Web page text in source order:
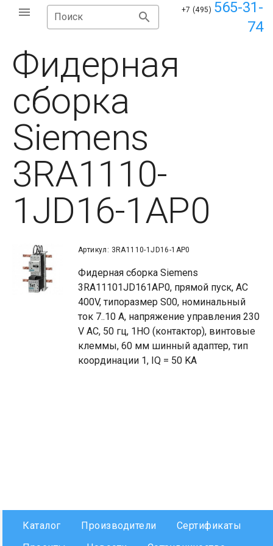
Поиск
+7 (495) 565-31-
74
Фидерная
сборка
Siemens
3RA1110-
1JD16-1AP0
Артикул: 3RA1110-1JD16-1AP0
Фидерная сборка Siemens
3RA11101JD161AP0, прямой пуск, AC
400V, типоразмер S00, номинальный
ток 7..10 A, напряжение управления 230
V AC, 50 гц, 1НO (контактор), винтовые
клеммы, 60 мм шинный адаптер, тип
координации 1, IQ = 50 KA
Каталог Производители
Сертификаты